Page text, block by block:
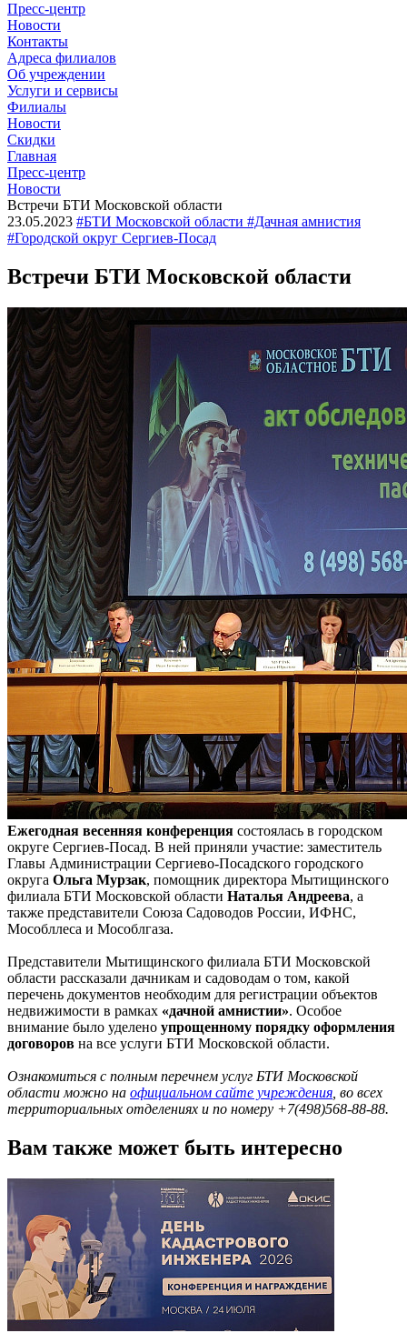
Пресс-центр
Новости
Контакты
Адреса филиалов
Об учреждении
Услуги и сервисы
Филиалы
Новости
Скидки
Главная
Пресс-центр
Новости
Встречи БТИ Московской области
23.05.2023 #БТИ Московской области #Дачная амнистия
#Городской округ Сергиев-Посад
Встречи БТИ Московской области
Ежегодная весенняя конференция состоялась в городском
округе Сергиев-Посад. В ней приняли участие: заместитель
Главы Администрации Сергиево-Посадского городского
округа Ольга Мурзак, помощник директора Мытищинского
филиала БТИ Московской области Наталья Андреева, а
также представители Союза Садоводов России, ИФНС,
Мособллеса и Мособлгаза.
Представители Мытищинского филиала БТИ Московской
области рассказали дачникам и садоводам о том, какой
перечень документов необходим для регистрации объектов
недвижимости в рамках «дачной амнистии». Особое
внимание было уделено упрощенному порядку оформления
договоров на все услуги БТИ Московской области.
Ознакомиться с полным перечнем услуг БТИ Московской
области можно на официальном сайте учреждения , во всех
территориальных отделениях и по номеру +7(498)568-88-88.
Вам также может быть интересно